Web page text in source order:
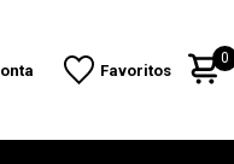
Favoritos
0